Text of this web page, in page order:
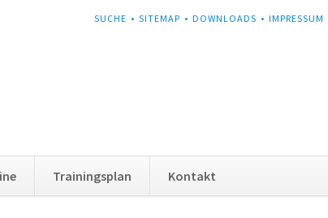
NAVIGATION
SUCHE SITEMAP DOWNLOADS IMPRESSUM
überspringen
Trainingsplan Kontakt